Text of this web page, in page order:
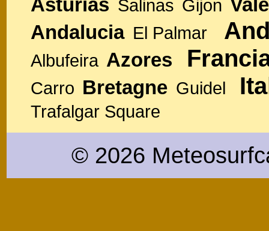
Salinas Gijon
Andalucia El Palmar
Albufeira Azores
Carro Bretagne Guidel
Trafalgar Square
© 2026